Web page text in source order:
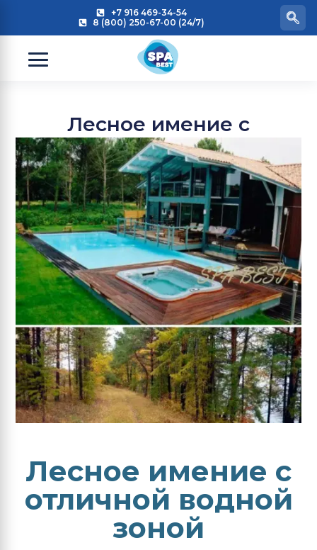
+7 916 469-34-54
8 (800) 250-67-00 (24/7)
Лесное имение с
отличной водной зоной
Лесное имение с
отличной водной
зоной